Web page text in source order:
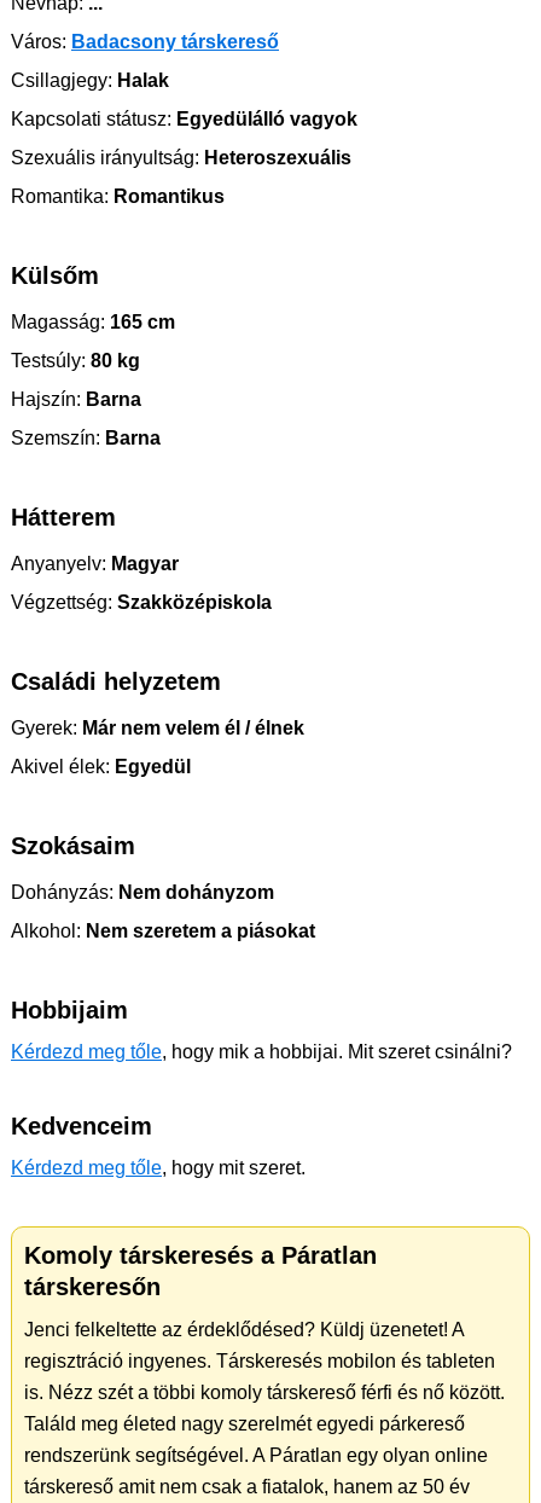
Város: Badacsony társkereső
Csillagjegy: Halak
Kapcsolati státusz: Egyedülálló vagyok
Szexuális irányultság: Heteroszexuális
Romantika: Romantikus
Külsőm
Magasság: 165 cm
Testsúly: 80 kg
Hajszín: Barna
Szemszín: Barna
Hátterem
Anyanyelv: Magyar
Végzettség: Szakközépiskola
Családi helyzetem
Gyerek: Már nem velem él / élnek
Akivel élek: Egyedül
Szokásaim
Dohányzás: Nem dohányzom
Alkohol: Nem szeretem a piásokat
Hobbijaim
Kérdezd meg tőle, hogy mik a hobbijai. Mit szeret csinálni?
Kedvenceim
Kérdezd meg tőle, hogy mit szeret.
Komoly társkeresés a Páratlan
társkeresőn
Jenci felkeltette az érdeklődésed? Küldj üzenetet! A
regisztráció ingyenes. Társkeresés mobilon és tableten
is. Nézz szét a többi komoly társkereső férfi és nő között.
Találd meg életed nagy szerelmét egyedi párkereső
rendszerünk segítségével. A Páratlan egy olyan online
társkereső amit nem csak a fiatalok, hanem az 50 év